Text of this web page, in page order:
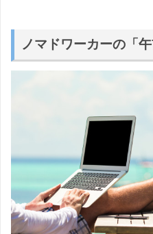
ノマドワーカーの「